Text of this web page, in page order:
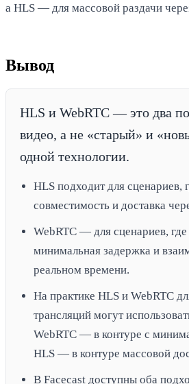
а HLS — для массовой раздачи
Вывод
HLS и WebRTC — это два
видео, а не «старый» и
одной технологии.
HLS подходит для сценариев,
совместимость и доставка
WebRTC — для сценариев,
минимальная задержка и
реальном времени.
На практике HLS и WebRTC
трансляций могут
WebRTC — в контуре с
HLS — в контуре массовой
В Facecast доступны оба